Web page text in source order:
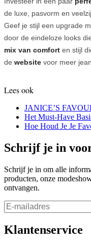
de luxe, pasvorm en
Geef je stijl een upgrade
door de eindeloze looks
mix van comfort en stijl
de website voor meer
Lees ook
JANICE’S
Het Must-Have
Hoe Houd Je Je
Schrijf je in
Schrijf je in om alle
producten, onze
ontvangen.
Klantenservice